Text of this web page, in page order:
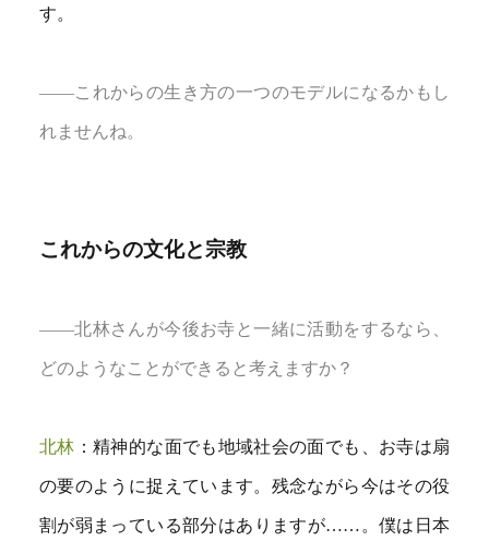
す。
――これからの生き方の一つのモデルになるかもし
れませんね。
これからの文化と宗教
――北林さんが今後お寺と一緒に活動をするなら、
どのようなことができると考えますか？
北林 ：精神的な面でも地域社会の面でも、お寺は扇
の要のように捉えています。残念ながら今はその役
割が弱まっている部分はありますが……。僕は日本